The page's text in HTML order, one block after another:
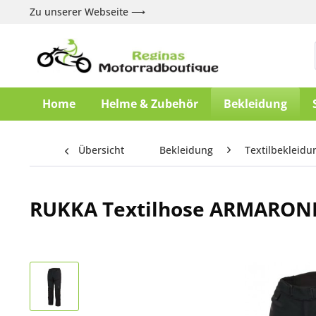
Zu unserer Webseite ⟶
Home Helme & Zubehör Bekleidung
Übersicht Bekleidung
RUKKA Textilhose